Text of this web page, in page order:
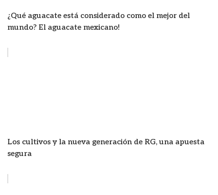
¿Qué aguacate está considerado como el mejor del
mundo? El aguacate mexicano!
Los cultivos y la nueva generación de RG, una apuesta
segura